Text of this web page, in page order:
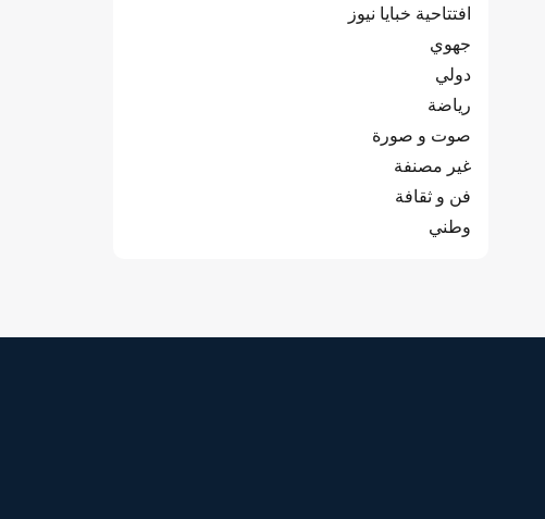
افتتاحية خبايا نيوز
جهوي
دولي
رياضة
صوت و صورة
غير مصنفة
فن و ثقافة
وطني